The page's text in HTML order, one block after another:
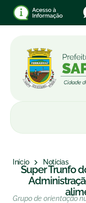
Início Notícias
Super Trunfo
Grupo de orientação